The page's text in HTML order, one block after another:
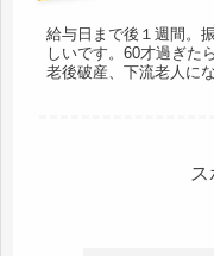
給与日まで後１週間。
しいです。60才過ぎた
老後破産、下流老人に
ス